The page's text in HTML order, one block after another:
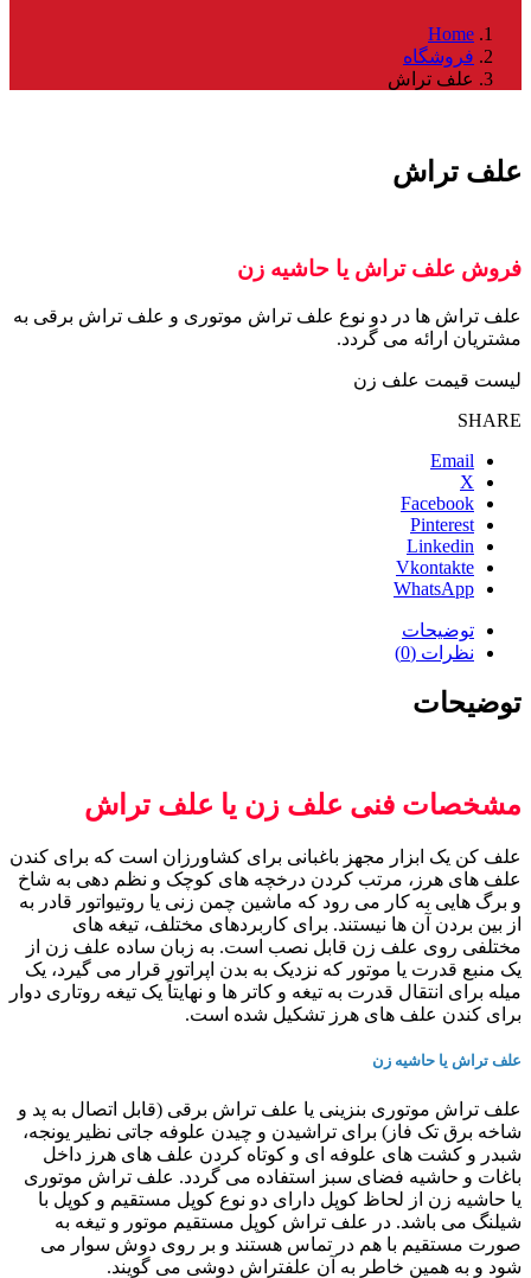
Home
فروشگاه
علف تراش
علف تراش
فروش علف تراش یا حاشیه زن
علف تراش ها در دو نوع علف تراش موتوری و علف تراش برقی به
مشتریان ارائه می گردد.
لیست قیمت علف زن
SHARE
Email
X
Facebook
Pinterest
Linkedin
Vkontakte
WhatsApp
توضیحات
نظرات (0)
توضیحات
مشخصات فنی علف زن یا علف تراش
علف کن یک ابزار مجهز باغبانی برای کشاورزان است که برای کندن
علف های هرز، مرتب کردن درخچه های کوچک و نظم دهی به شاخ
و برگ هایی به کار می رود که ماشین چمن زنی یا روتیواتور قادر به
از بین بردن آن ها نیستند. برای کاربردهای مختلف، تیغه های
مختلفی روی علف زن قابل نصب است. به زبان ساده علف زن از
یک منبع قدرت یا موتور که نزدیک به بدن اپراتور قرار می گیرد، یک
میله برای انتقال قدرت به تیغه و کاتر ها و نهایتاً یک تیغه روتاری دوار
برای کندن علف های هرز تشکیل شده است.
علف تراش یا حاشیه زن
علف تراش موتوری بنزینی یا علف تراش برقی (قابل اتصال به پد و
شاخه برق تک فاز) برای تراشیدن و چیدن علوفه جاتی نظیر یونجه،
شبدر و کشت های علوفه ای و کوتاه کردن علف های هرز داخل
باغات و حاشیه فضای سبز استفاده می گردد. علف تراش موتوری
یا حاشیه زن از لحاظ کوپل دارای دو نوع کوپل مستقیم و کوپل با
شیلنگ می باشد. در علف تراش کوپل مستقیم موتور و تیغه به
صورت مستقیم با هم در تماس هستند و بر روی دوش سوار می
شود و به همین خاطر به آن علفتراش دوشی می گویند.